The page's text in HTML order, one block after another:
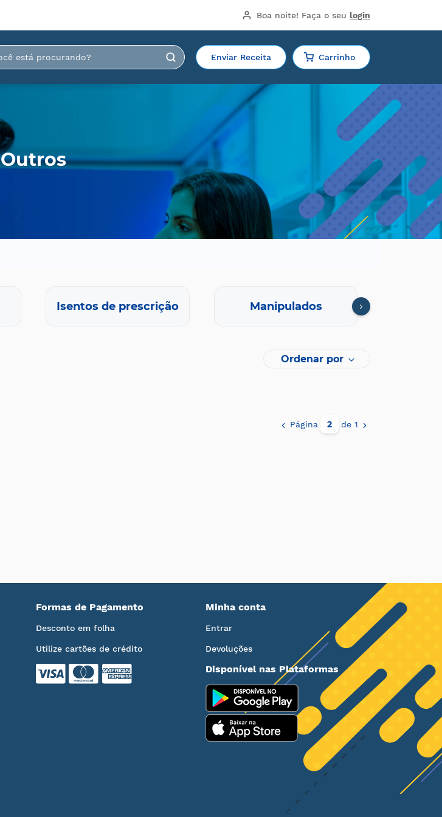
Boa noite! Faça o seu login
Enviar Receita Carrinho
Outros
Isentos de prescrição Manipulados
Ordenar por
Página de 1
Formas de Pagamento
Desconto em folha
Utilize cartões de crédito
Minha conta
Entrar
Devoluções
Disponível nas Plataformas